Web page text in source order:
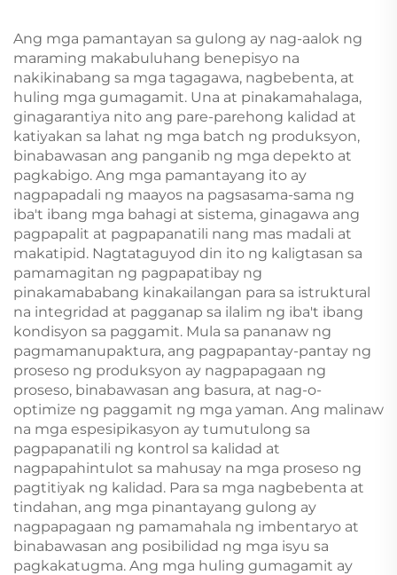
Ang mga pamantayan sa gulong ay nag-aalok ng
maraming makabuluhang benepisyo na
nakikinabang sa mga tagagawa, nagbebenta, at
huling mga gumagamit. Una at pinakamahalaga,
ginagarantiya nito ang pare-parehong kalidad at
katiyakan sa lahat ng mga batch ng produksyon,
binabawasan ang panganib ng mga depekto at
pagkabigo. Ang mga pamantayang ito ay
nagpapadali ng maayos na pagsasama-sama ng
iba't ibang mga bahagi at sistema, ginagawa ang
pagpapalit at pagpapanatili nang mas madali at
makatipid. Nagtataguyod din ito ng kaligtasan sa
pamamagitan ng pagpapatibay ng
pinakamababang kinakailangan para sa istruktural
na integridad at pagganap sa ilalim ng iba't ibang
kondisyon sa paggamit. Mula sa pananaw ng
pagmamanupaktura, ang pagpapantay-pantay ng
proseso ng produksyon ay nagpapagaan ng
proseso, binabawasan ang basura, at nag-o-
optimize ng paggamit ng mga yaman. Ang malinaw
na mga espesipikasyon ay tumutulong sa
pagpapanatili ng kontrol sa kalidad at
nagpapahintulot sa mahusay na mga proseso ng
pagtitiyak ng kalidad. Para sa mga nagbebenta at
tindahan, ang mga pinantayang gulong ay
nagpapagaan ng pamamahala ng imbentaryo at
binabawasan ang posibilidad ng mga isyu sa
pagkakatugma. Ang mga huling gumagamit ay